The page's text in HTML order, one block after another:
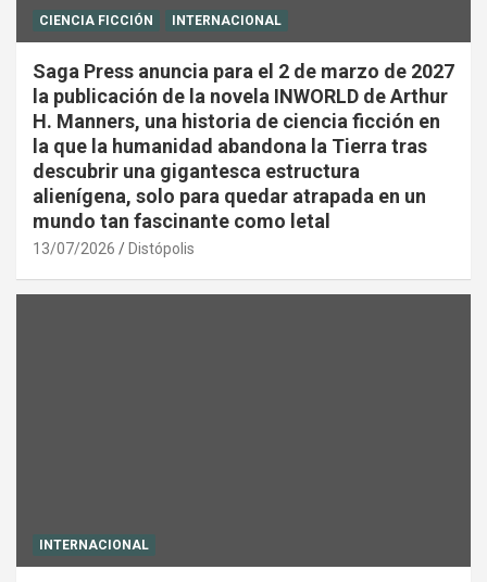
CIENCIA FICCIÓN INTERNACIONAL
Saga Press anuncia para el 2 de marzo de 2027
la publicación de la novela INWORLD de Arthur
H. Manners, una historia de ciencia ficción en
la que la humanidad abandona la Tierra tras
descubrir una gigantesca estructura
alienígena, solo para quedar atrapada en un
mundo tan fascinante como letal
13/07/2026 Distópolis
INTERNACIONAL